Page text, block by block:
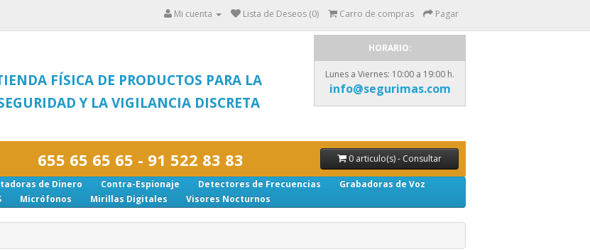
Mi cuenta Lista de Deseos (0) Carro de compras Pagar
FÍSICA DE PRODUCTOS PARA LA
Y LA VIGILANCIA DISCRETA
HORARIO:
Lunes a Viernes: 10:00 a 19:00 h.
info@segurimas.com
655 65 65 65 - 91 522 83 83 0 articulo(s) - Consultar
de Dinero Contra-Espionaje Detectores de Frecuencias
Grabadoras de Voz
Micrófonos Mirillas Digitales Visores Nocturnos